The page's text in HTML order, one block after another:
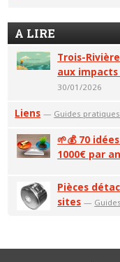
A LIRE
Trois-
aux
30/01/2026
Liens — Guides pratiques
🌱💰 70
1000€ par an
Pièces
sites —